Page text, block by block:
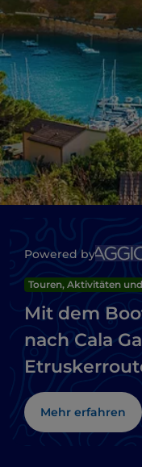
Powered by
Touren, Aktivitäten
Mit dem
nach Cala
Mehr erfahren